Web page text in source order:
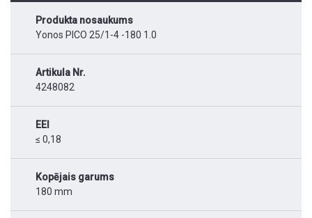
Produkta nosaukums
Yonos PICO 25/1-4 -180 1.0
Artikula Nr.
4248082
EEI
≤ 0,18
Kopējais garums
180 mm